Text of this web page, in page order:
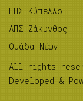
ΕΠΣ Κύπελλο
ΑΠΣ Ζάκυνθος
Ομάδα Νέων
All rights
Developed &